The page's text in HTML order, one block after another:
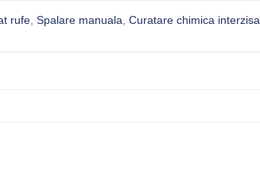
rufe, Spalare manuala Curatare chimica interzisa